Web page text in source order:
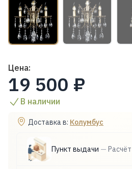
Цена:
19 500 ₽
В наличии
Доставка в: Колумбус
Пункт выдачи —